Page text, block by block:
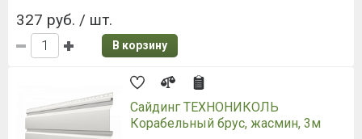
327 руб. / шт.
В корзину
Сайдинг ТЕХНОНИКОЛЬ
Корабельный брус, жасмин, 3м